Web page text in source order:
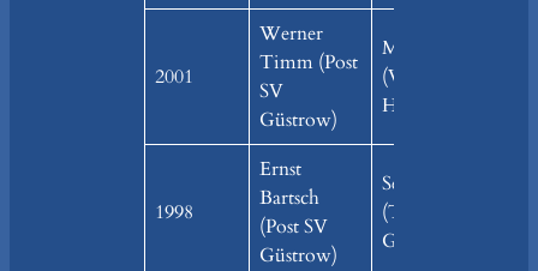
2001
Werner
Timm (Post
SV
Güstrow)
Mathias Petereit
(VfB Traktor
Hohen Sprenz)
1998
Ernst
Bartsch
(Post SV
Güstrow)
Sebastian Korth
(TTA
Gremmelin)